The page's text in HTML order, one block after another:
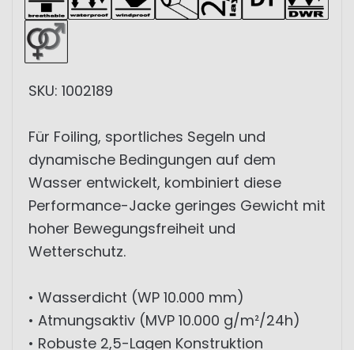
SKU: 1002189
Für Foiling, sportliches Segeln und
dynamische Bedingungen auf dem
Wasser entwickelt, kombiniert diese
Performance-Jacke geringes Gewicht mit
hoher Bewegungsfreiheit und
Wetterschutz.
• Wasserdicht (WP 10.000 mm)
• Atmungsaktiv (MVP 10.000 g/m²/24h)
• Robuste 2,5-Lagen Konstruktion